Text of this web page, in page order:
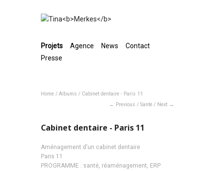
Projets Agence News
Contact
Presse
Home / Albums / Cabinet dentaire - Paris 11
Previous / Santé / Next
Cabinet dentaire - Paris 11
Aménagement d'un cabinet dentaire
Paris 11
PROGRAMME : santé, réaménagement, ERP